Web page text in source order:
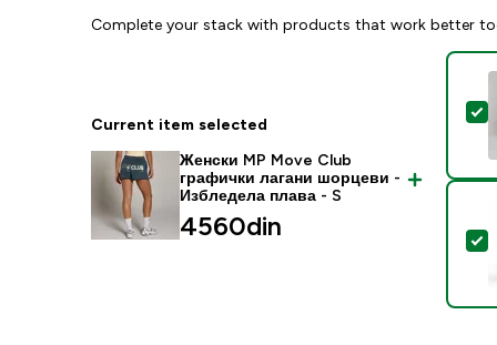
Complete your stack with products that work better
Current item selected
Женски MP Move Club
графички лагани шорцеви -
Избледела плава - S
4560din‎